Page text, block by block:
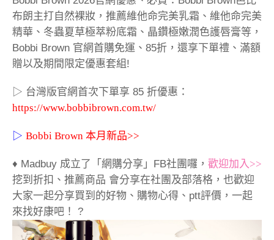
布朗主打自然裸妝 ，推薦維他命完美乳霜、維他命完美
精華、冬蟲夏草極萃粉底霜、晶鑽極嫩潤色護唇膏等，
Bobbi Brown 官網首購免運、85折，還享 下單禮、滿額
贈以及期間限定優惠套組!
▷ 台灣版官網首次下單享 85 折優惠：
https://www.bobbibrown.com.tw/
▷ Bobbi Brown 本月新品>>
♦ Madbuy 成立了「網購分享」FB社團囉， 歡迎加入>>
挖到折扣、推薦商品 會分享在社團及部落格，也歡迎
大家一起分享買到的好物、購物心得、ptt評價，一起
來找好康吧！ ?